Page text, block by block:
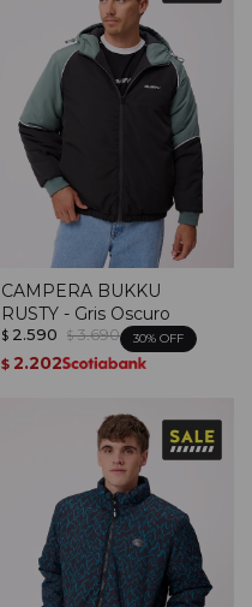
CAMPERA BUKKU
RUSTY - Gris Oscuro
$ 2.590 $ 3.690 30
$ 2.202